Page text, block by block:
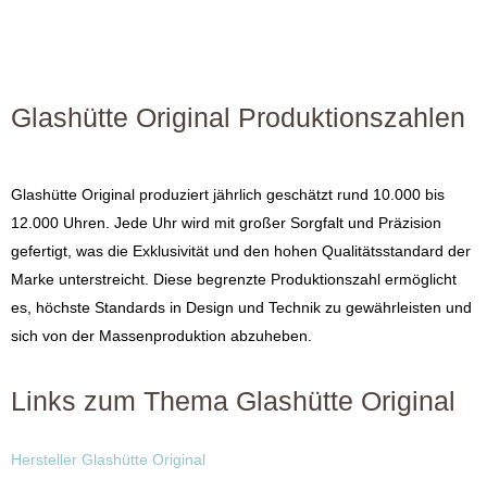
Glashütte Original Produktionszahlen
Glashütte Original produziert jährlich geschätzt rund 10.000 bis
12.000 Uhren. Jede Uhr wird mit großer Sorgfalt und Präzision
gefertigt, was die Exklusivität und den hohen Qualitätsstandard der
Marke unterstreicht. Diese begrenzte Produktionszahl ermöglicht
es, höchste Standards in Design und Technik zu gewährleisten und
sich von der Massenproduktion abzuheben.
Links zum Thema Glashütte Original
Hersteller Glashütte Original